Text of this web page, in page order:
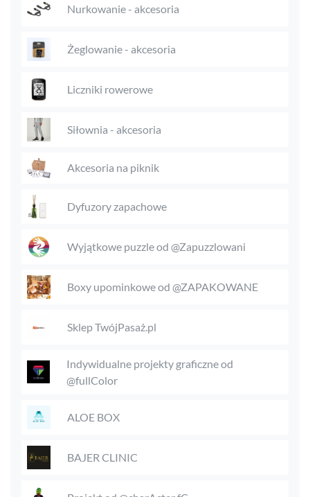
Nurkowanie - akcesoria
Żeglowanie - akcesoria
Liczniki rowerowe
Siłownia - akcesoria
Akcesoria na piknik
Dyfuzory zapachowe
Wyjątkowe puzzle od @Zapuzzlowani
Boxy upominkowe od @ZAPAKOWANE
Sklep TwójPasaż.pl
Indywidualne projekty graficzne od
@fullColor
ALOE BOX
BAJER CLINIC